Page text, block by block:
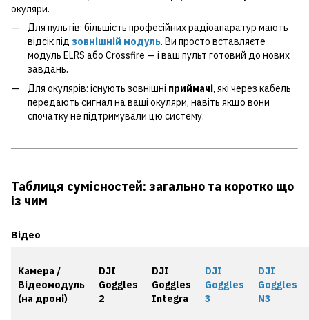
окуляри.
Для пультів: більшість професійних радіоапаратур мають
відсік під зовнішній модуль. Ви просто вставляєте
модуль ELRS або Crossfire — і ваш пульт готовий до нових
завдань.
Для окулярів: існують зовнішні приймачі, які через кабель
передають сигнал на ваші окуляри, навіть якщо вони
спочатку не підтримували цю систему.
Таблиця сумісностей: загально та коротко що
із чим
Відео
Камера /
Відеомодуль
(на дроні)
DJI
Goggles
2
DJI
Goggles
Integra
DJI
Goggles
3
DJI
Goggles
N3